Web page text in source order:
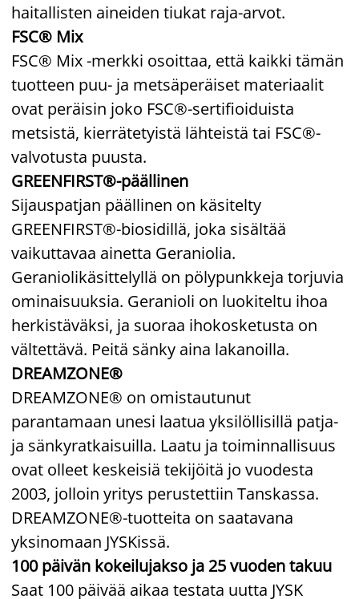
haitallisten aineiden tiukat raja-arvot.
FSC® Mix
FSC® Mix -merkki osoittaa, että kaikki tämän
tuotteen puu- ja metsäperäiset materiaalit
ovat peräisin joko FSC®-sertifioiduista
metsistä, kierrätetyistä lähteistä tai FSC®-
valvotusta puusta.
GREENFIRST®-päällinen
Sijauspatjan päällinen on käsitelty
GREENFIRST®-biosidillä, joka sisältää
vaikuttavaa ainetta Geraniolia.
Geraniolikäsittelyllä on pölypunkkeja torjuvia
ominaisuuksia. Geranioli on luokiteltu ihoa
herkistäväksi, ja suoraa ihokosketusta on
vältettävä. Peitä sänky aina lakanoilla.
DREAMZONE®
DREAMZONE® on omistautunut
parantamaan unesi laatua yksilöllisillä patja-
ja sänkyratkaisuilla. Laatu ja toiminnallisuus
ovat olleet keskeisiä tekijöitä jo vuodesta
2003, jolloin yritys perustettiin Tanskassa.
DREAMZONE®-tuotteita on saatavana
yksinomaan JYSKissä.
100 päivän kokeilujakso ja 25 vuoden takuu
Saat 100 päivää aikaa testata uutta JYSK